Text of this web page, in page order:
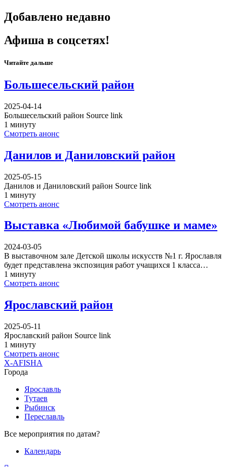
Добавлено недавно
Афиша в соцсетях!
Читайте дальше
Большесельский район
2025-04-14
Большесельский район Source link
1 минуту
Смотреть анонс
Данилов и Даниловский район
2025-05-15
Данилов и Даниловский район Source link
1 минуту
Смотреть анонс
Выставка «Любимой бабушке и маме»
2024-03-05
В выставочном зале Детской школы искусств №1 г. Ярославля
будет представлена экспозиция работ учащихся 1 класса…
1 минуту
Смотреть анонс
Ярославский район
2025-05-11
Ярославский район Source link
1 минуту
Смотреть анонс
X-AFISHA
Города
Ярославль
Тутаев
Рыбинск
Переславль
Все мероприятия по датам?
Календарь